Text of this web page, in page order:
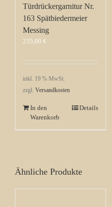
Türdrückergarnitur Nr.
163 Spätbiedermeier
Messing
235,00 €
inkl. 19 % MwSt.
zzgl. Versandkosten
In den
Warenkorb
Details
Ähnliche Produkte